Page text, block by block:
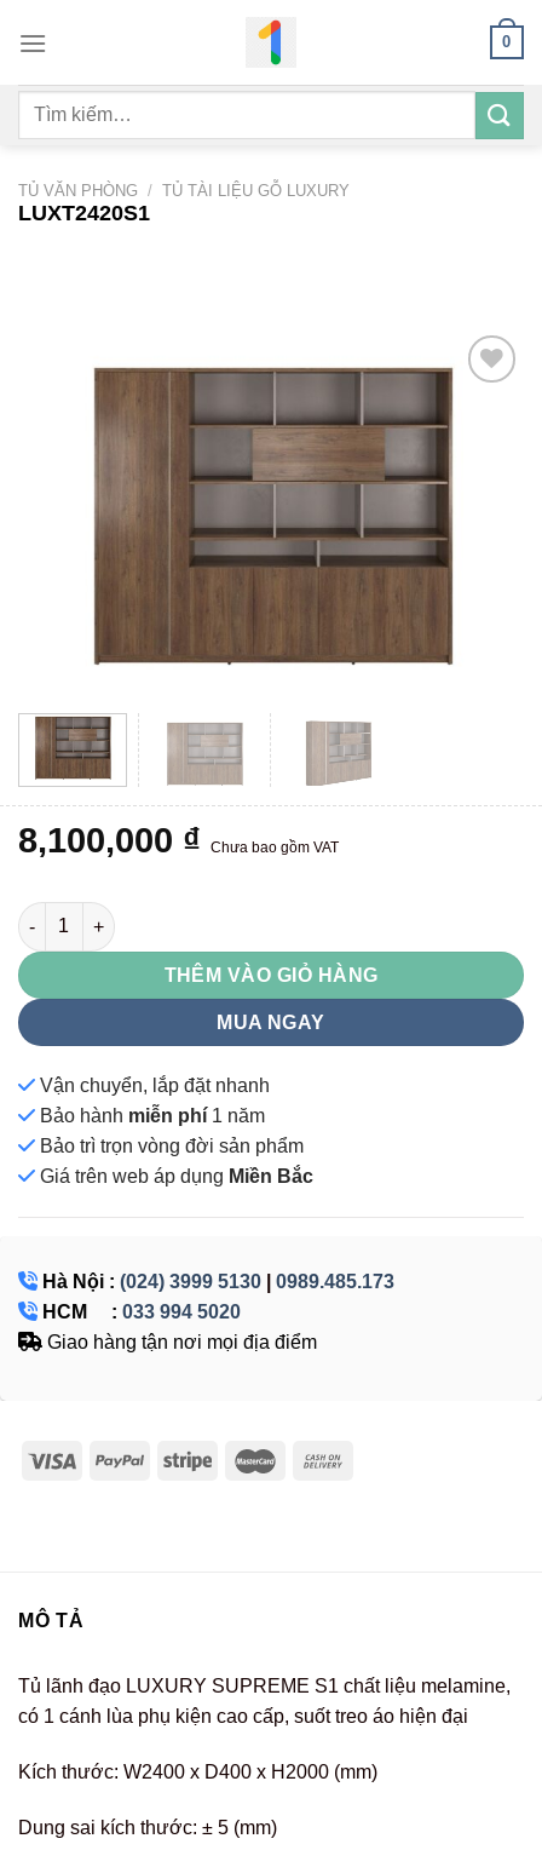
qua
dung
0
Tìm
TỦ VĂN PHÒNG / TỦ TÀI LIỆU GỖ LUXURY
LUXT2420S1
8,100,000 ₫ Chưa bao gồm VAT
LUXT2420S1 số lượng
THÊM VÀO GIỎ HÀNG
MUA NGAY
Vận chuyển, lắp đặt nhanh
Bảo hành miễn phí 1 năm
Bảo trì trọn vòng đời sản phẩm
Giá trên web áp dụng Miền Bắc
Hà Nội : (024) 3999 5130
0989.485.173
HCM : 033 994 5020
Giao hàng tận nơi mọi địa điểm
MÔ TẢ
Tủ lãnh đạo LUXURY SUPREME S1 chất liệu melamine,
có 1 cánh lùa phụ kiện cao cấp, suốt treo áo hiện đại
Kích thước: W2400 x D400 x H2000 (mm)
Dung sai kích thước: ± 5 (mm)